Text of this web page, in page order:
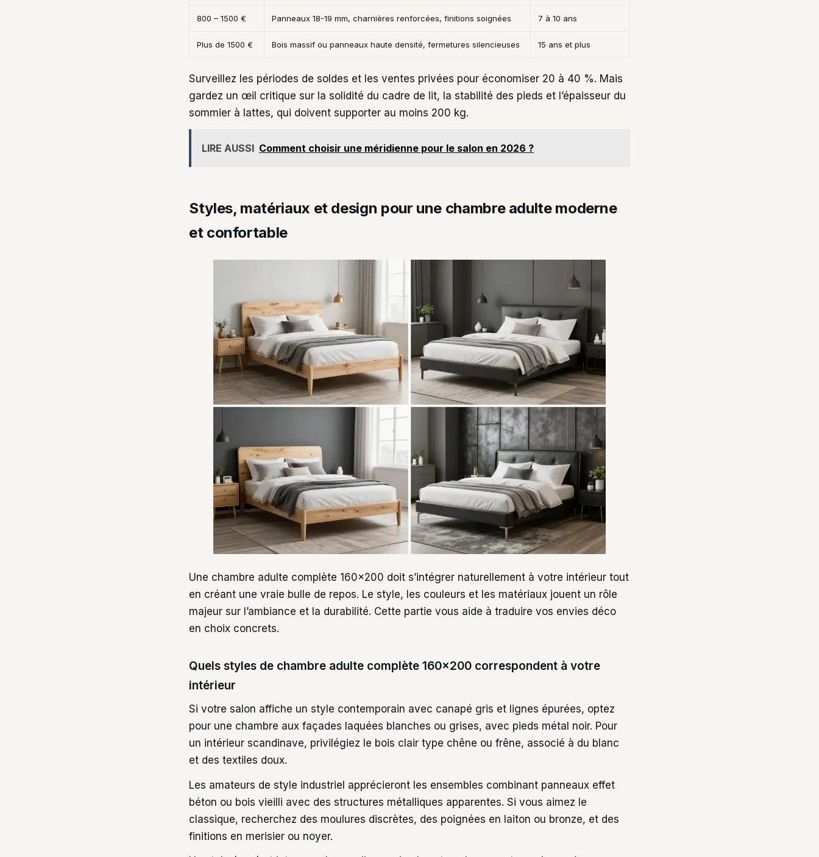
800 – 1500 € Panneaux 18-19 mm, charnières renforcées, finitions soignées 7 à 10 ans
Plus de 1500 € Bois massif ou panneaux haute densité, fermetures silencieuses 15 ans et plus
Surveillez les périodes de soldes et les ventes privées pour économiser 20 à 40 %. Mais
gardez un œil critique sur la solidité du cadre de lit, la stabilité des pieds et l’épaisseur du
sommier à lattes, qui doivent supporter au moins 200 kg.
LIRE AUSSI Comment choisir une méridienne pour le salon en 2026 ?
Styles, matériaux et design pour une chambre adulte moderne
et confortable
Une chambre adulte complète 160×200 doit s’intégrer naturellement à votre intérieur tout
en créant une vraie bulle de repos. Le style, les couleurs et les matériaux jouent un rôle
majeur sur l’ambiance et la durabilité. Cette partie vous aide à traduire vos envies déco
en choix concrets.
Quels styles de chambre adulte complète 160×200 correspondent à votre
intérieur
Si votre salon affiche un style contemporain avec canapé gris et lignes épurées, optez
pour une chambre aux façades laquées blanches ou grises, avec pieds métal noir. Pour
un intérieur scandinave, privilégiez le bois clair type chêne ou frêne, associé à du blanc
et des textiles doux.
Les amateurs de style industriel apprécieront les ensembles combinant panneaux effet
béton ou bois vieilli avec des structures métalliques apparentes. Si vous aimez le
classique, recherchez des moulures discrètes, des poignées en laiton ou bronze, et des
finitions en merisier ou noyer.